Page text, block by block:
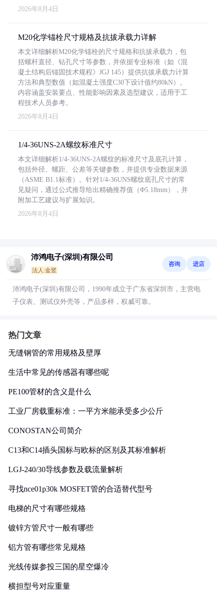
2026年8月4日
M20化学锚栓尺寸规格及抗拔承载力详解
本文详细解析M20化学锚栓的尺寸规格和抗拔承载力，包
括螺杆直径、钻孔尺寸等参数，并依据专业标准（如《混
凝土结构后锚固技术规程》JGJ 145）提供抗拔承载力计算
方法和典型数值（如混凝土强度C30下设计值约80kN）。
内容涵盖安装要点、性能影响因素及选型建议，适用于工
程技术人员参考。
2026年8月4日
1/4-36UNS-2A螺纹标准尺寸
本文详细解析1/4-36UNS-2A螺纹的标准尺寸及底孔计算，
包括外径、螺距、公差等关键参数，并提供专业数据来源
（ASME B1.1标准）。针对1/4-36UNS螺纹底孔尺寸的常
见疑问，通过公式推导给出精确推荐值（Φ5.18mm），并
附加工艺建议与扩展知识。
2026年8月4日
沛鸿电子(深圳)有限公司
法人:金竖
咨询 进店
沛鸿电子(深圳)有限公司，1990年成立于广东省深圳市，主营电
子仪表、测试仪外壳等，产品多样，权威可靠。
热门文章
无缝钢管的常用规格及壁厚
生活中常见的传感器有哪些呢
PE100管材的含义是什么
工业厂房载重标准：一平方米能承受多少公斤
CONOSTAN公司简介
C13和C14插头国标与欧标的区别及其标准解析
LGJ-240/30导线参数及载流量解析
寻找nce01p30k MOSFET管的合适替代型号
电梯的尺寸有哪些规格
镀锌方管尺寸一般有哪些
铝方管有哪些常见规格
光线传媒参投三国的星空爆冷
横担型号对应重量